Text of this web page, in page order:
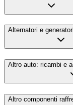
Alternatori e generatori
Altro auto: ricambi e
Altro componenti